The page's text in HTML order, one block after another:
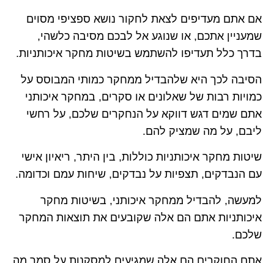
אם אתם מעדיפים לצאת לחקור נושא ספציפי מסוים
שמעניין אתכם, או שנוגע אל לבכם מסיבה כלשהי,
בדרך כלל תעדיפו להשתמש בשיטות מחקר איכותניות.
הסיבה לכך היא שלהבדיל ממחקר כמותי המבוסס על
כמויות רבות של שאלונים או סקרים, במחקר איכותני
אתם שמים דגש דווקא על הנחקרים שלכם, על רחשי
ליבם, על מה שמציק להם.
שיטות מחקר איכותניות כוללות, בין היתר, ריאיון אישי
עם הנבדקים, תצפיות על נבדקים, שיחות עמם וכדומה.
למעשה, להבדיל ממחקר איכותני, בשיטות מחקר
איכותניות אתם הם אלה שקובעים את תוצאות המחקר
שלכם.
אתם החוקרים הם אלה שמגיעים למסקנות על סמך מה